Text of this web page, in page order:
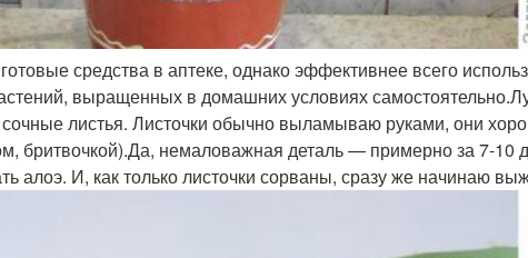
средства в аптеке, однако эффективнее всего
выращенных в домашних условиях
листья. Листочки обычно выламываю руками, они
бритвочкой).Да, немаловажная деталь — примерно за 7-10
алоэ. И, как только листочки сорваны, сразу же начинаю